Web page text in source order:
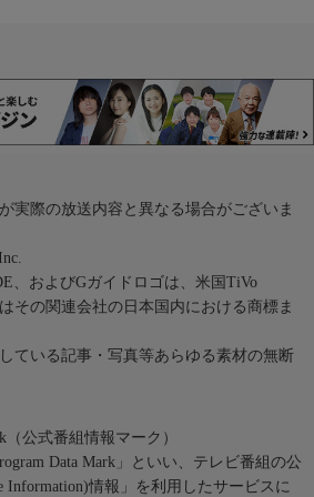
実際の放送内容と異なる場合がございま
、およびGガイドロゴは、米国TiVo
その関連会社の日本国内における商標ま
ている記事・写真等あらゆる素材の無断
（公式番組情報マーク）
Data Mark」といい、テレビ番組の公
Information)情報」を利用したサービスに